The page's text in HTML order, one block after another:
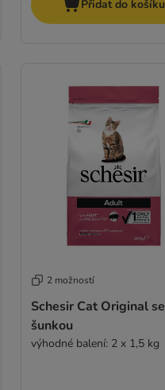
Přidat do košíku
2 možností
Schesir Cat Original se
šunkou
výhodné balení: 2 x 1,5 kg